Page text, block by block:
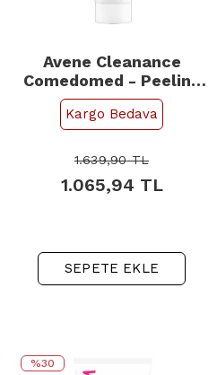
Avene Cleanance
Comedomed - Peeling
Etkili Krem 40ml
Kargo Bedava
1.639,90TL
1.065,94 TL
SEPETE EKLE
%30